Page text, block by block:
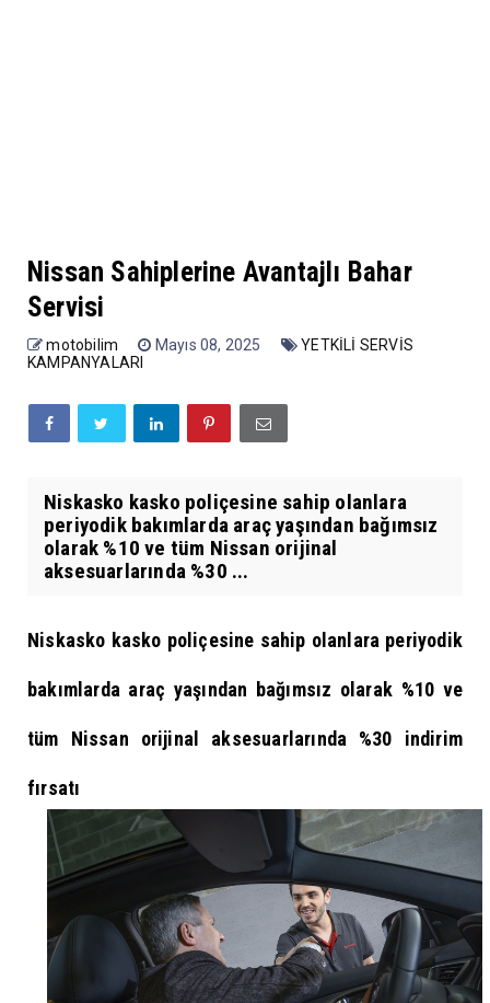
Nissan Sahiplerine Avantajlı Bahar
Servisi
motobilim Mayıs 08, 2025
YETKİLİ SERVİS
KAMPANYALARI
Niskasko kasko poliçesine sahip olanlara
periyodik bakımlarda araç yaşından bağımsız
olarak %10 ve tüm Nissan orijinal
aksesuarlarında %30 ...
Niskasko kasko poliçesine sahip olanlara periyodik
bakımlarda araç yaşından bağımsız olarak %10 ve
tüm Nissan orijinal aksesuarlarında %30 indirim
fırsatı